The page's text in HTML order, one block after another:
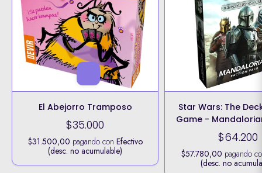
El Abejorro Tramposo
$35.000
$31.500,00 pagando con Efectivo
(desc. no acumulable)
Star Wars: The
Game -
Pack
$64.200
$57.780,00 pagando
(desc. no